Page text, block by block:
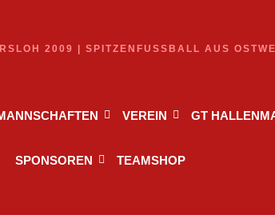
2009 | SPITZENFUSSBALL AUS
VEREIN GT
SPONSOREN TEAMSHOP